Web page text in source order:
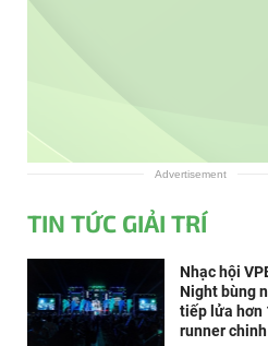
Advertisement
TIN TỨC GIẢI TRÍ
Nhạc hội
Night bùng
tiếp lửa hơn
runner